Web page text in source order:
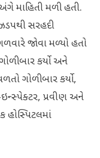
માહિતી મળી હતી.
સરહદી
જોવા મળ્યો હતો
કર્યો અને
ગોળીબાર કર્યો,
પ્રવીણ અને
હોસ્પિટલમાં